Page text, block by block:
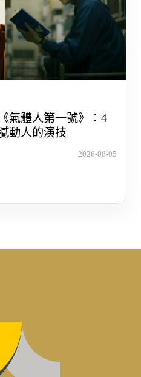
氣體人第一號》：4
動人的演技
2026-08-05